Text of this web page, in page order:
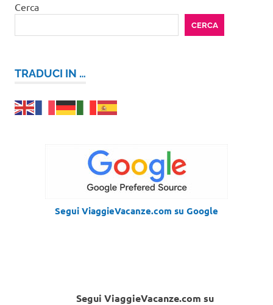
Cerca
CERCA
TRADUCI IN …
Segui ViaggieVacanze.com su Google
Segui ViaggieVacanze.com su